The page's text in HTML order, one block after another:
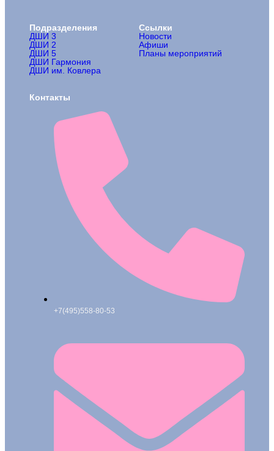
Подразделения
ДШИ 3
ДШИ 2
ДШИ 5
ДШИ Гармония
ДШИ им. Ковлера
Ссылки
Новости
Афиши
Планы мероприятий
Контакты
+7(495)558-80-53